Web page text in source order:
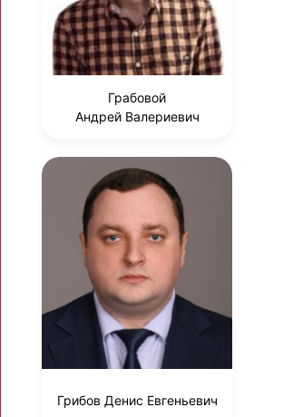
Грабовой
Андрей Валериевич
Грибов Денис Евгеньевич